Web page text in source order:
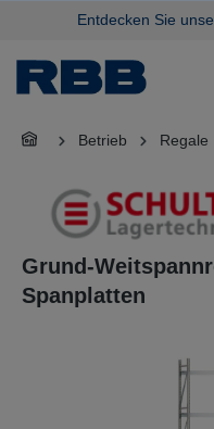
springenEntdecken Sie
Betrieb Regale
Grund-
Spanplatten